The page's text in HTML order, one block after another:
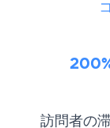
訪問者の